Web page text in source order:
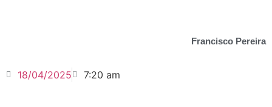
Francisco Pereira
18/04/2025 7:20 am